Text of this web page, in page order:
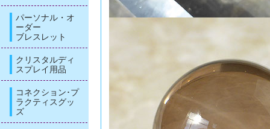
パーソナル・オ
ーダー
ブレスレット
クリスタルディ
スプレイ用品
コネクション･プ
ラクティスグッ
ズ